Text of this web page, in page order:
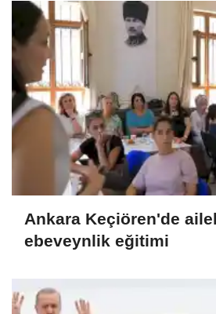
Ankara Keçiören'de
ebeveynlik eğitimi